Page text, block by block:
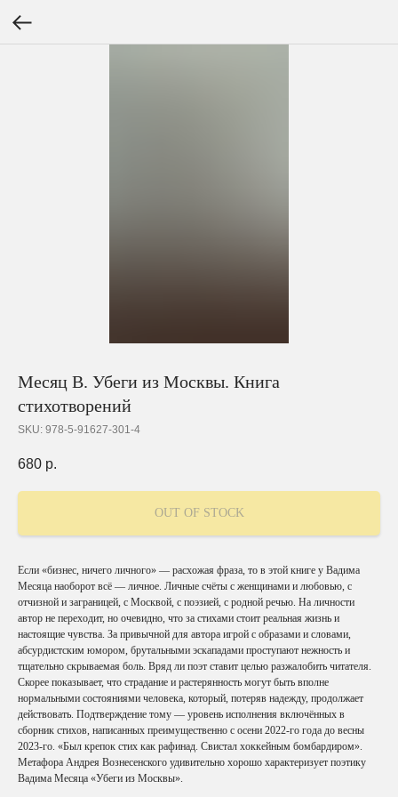
Месяц В. Убеги из Москвы. Книга
стихотворений
SKU: 978-5-91627-301-4
680 р.
OUT OF STOCK
Если «бизнес, ничего личного» — расхожая фраза, то в этой книге у Вадима
Месяца наоборот всё — личное. Личные счёты с женщинами и любовью, с
отчизной и заграницей, с Москвой, с поэзией, с родной речью. На личности
автор не переходит, но очевидно, что за стихами стоит реальная жизнь и
настоящие чувства. За привычной для автора игрой с образами и словами,
абсурдистским юмором, брутальными эскападами проступают нежность и
тщательно скрываемая боль. Вряд ли поэт ставит целью разжалобить читателя.
Скорее показывает, что страдание и растерянность могут быть вполне
нормальными состояниями человека, который, потеряв надежду, продолжает
действовать. Подтверждение тому — уровень исполнения включённых в
сборник стихов, написанных преимущественно с осени 2022-го года до весны
2023-го. «Был крепок стих как рафинад. Свистал хоккейным бомбардиром».
Метафора Андрея Вознесенского удивительно хорошо характеризует поэтику
Вадима Месяца «Убеги из Москвы».